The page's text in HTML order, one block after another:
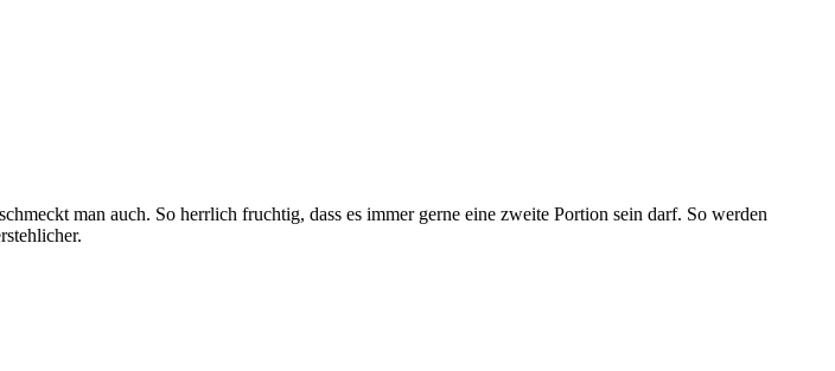
man auch. So herrlich fruchtig, dass es immer gerne eine zweite Portion sein darf. So werden